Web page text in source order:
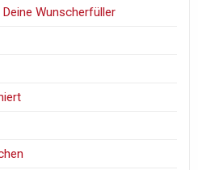
Wunscherfüller